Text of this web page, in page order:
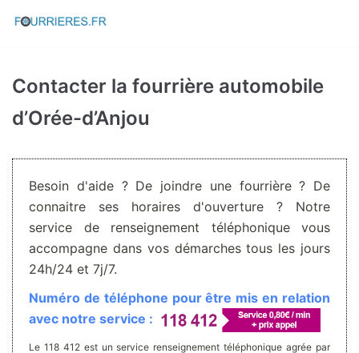
Aller
Contacter la fourrière automobile
d’Orée-d’Anjou
Besoin d'aide ? De joindre une fourrière ? De
connaitre ses horaires d'ouverture ? Notre
service de renseignement téléphonique vous
accompagne dans vos démarches tous les jours
24h/24 et 7j/7.
Numéro de téléphone pour être mis en relation
avec notre service :
Le 118 412 est un service renseignement téléphonique agrée par